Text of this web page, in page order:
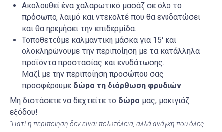
Ακολουθεί ένα χαλαρωτικό μασάζ σε όλο το
πρόσωπο, λαιμό και ντεκολτέ που θα ενυδατώσει
και θα ηρεμήσει την επιδερμίδα.
Τοποθετούμε καλμαντική μάσκα για 15′ και
ολοκληρώνουμε την περιποίηση με τα κατάλληλα
προϊόντα προστασίας και ενυδάτωσης.
Μαζί με την περιποίηση προσώπου σας
προσφέρουμε δώρο τη διόρθωση φρυδιών
Μη διστάσετε να δεχτείτε το δώρο μας, μακιγιάζ
εξόδου!
“Γιατί η περιποίηση δεν είναι πολυτέλεια, αλλά ανάγκη που όλες